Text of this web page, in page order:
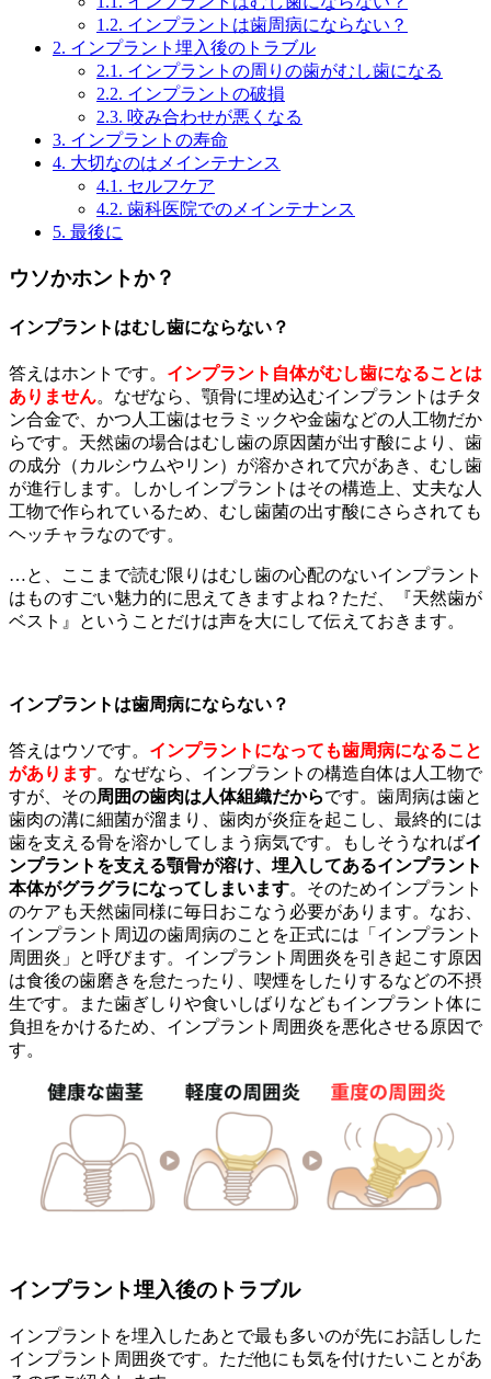
1.2. インプラントは歯周病にならない？
2. インプラント埋入後のトラブル
2.1. インプラントの周りの歯がむし歯になる
2.2. インプラントの破損
2.3. 咬み合わせが悪くなる
3. インプラントの寿命
4. 大切なのはメインテナンス
4.1. セルフケア
4.2. 歯科医院でのメインテナンス
5. 最後に
ウソかホントか？
インプラントはむし歯にならない？
答えはホントです。 インプラント自体がむし歯になることは
ありません。なぜなら、顎骨に埋め込むインプラントはチタ
ン合金で、かつ人工歯はセラミックや金歯などの人工物だか
らです。天然歯の場合はむし歯の原因菌が出す酸により、歯
の成分（カルシウムやリン）が溶かされて穴があき、むし歯
が進行します。しかしインプラントはその構造上、丈夫な人
工物で作られているため、むし歯菌の出す酸にさらされても
ヘッチャラなのです。
…と、ここまで読む限りはむし歯の心配のないインプラント
はものすごい魅力的に思えてきますよね？ただ、『天然歯が
ベスト』ということだけは声を大にして伝えておきます。
インプラントは歯周病にならない？
答えはウソです。 インプラントになっても歯周病になること
があります。なぜなら、インプラントの構造自体は人工物で
すが、その周囲の歯肉は人体組織だからです。歯周病は歯と
歯肉の溝に細菌が溜まり、歯肉が炎症を起こし、最終的には
歯を支える骨を溶かしてしまう病気です。もしそうなればイ
ンプラントを支える顎骨が溶け、埋入してあるインプラント
本体がグラグラになってしまいます。そのためインプラント
のケアも天然歯同様に毎日おこなう必要があります。なお、
インプラント周辺の歯周病のことを正式には「インプラント
周囲炎」と呼びます。インプラント周囲炎を引き起こす原因
は食後の歯磨きを怠たったり、喫煙をしたりするなどの不摂
生です。また歯ぎしりや食いしばりなどもインプラント体に
負担をかけるため、インプラント周囲炎を悪化させる原因で
す。
インプラント埋入後のトラブル
インプラントを埋入したあとで最も多いのが先にお話しした
インプラント周囲炎です。ただ他にも気を付けたいことがあ